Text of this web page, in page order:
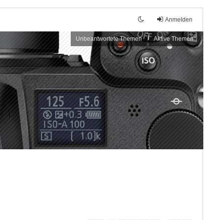
Anmelden
Unbeantwortete Themen Aktive Themen